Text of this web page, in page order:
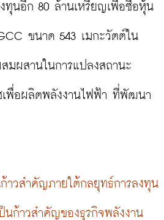
ทุนอีก 80 ล้านเหรียญเพื่อซื้อหุ้น
ขนาด 543 เมกะวัตต์ใน
มผสานในการแปลงสถานะ
เพื่อผลิตพลังงานไฟฟ้า ที่พัฒนา
าวสำคัญภายใต้กลยุทธ์การลงทุน
นก้าวสำคัญของธุรกิจพลังงาน